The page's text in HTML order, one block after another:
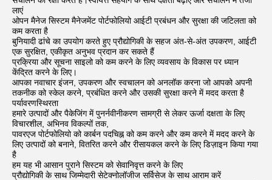
लाएं
ओपन मैनेज सिस्टम मैनेजमेंट पोर्टफोलियो आईटी प्रबंधन और सुरक्षा की जटिलता को
कम करता है
बुनियादी ढांचे का उपयोग करते हुए प्रौद्योगिकी के सहज अंत-से-अंत उपकरण, आईटी
एक सुरक्षित, एकीकृत अनुभव प्रदान कर सकते हैं
प्रक्रिया और सूचना साइलो को कम करने के लिए व्यवसाय के विकास पर ध्यान
केंद्रित करने के लिए।
आपका नवाचार इंजन, उपकरण और स्वचालन को अनलॉक करना जो आपको अपनी
तकनीक को स्केल करने, प्रबंधित करने और उसकी सुरक्षा करने में मदद करता है
पर्यावरणस्थिरता
हमारे उत्पादों और पैकेजिंग में पुनर्नवीनीकरण सामग्री से लेकर ऊर्जा दक्षता के लिए
विचारशील, अभिनव विकल्पों तक,
पावरएज पोर्टफोलियो को कार्बन पदचिह्न को कम करने और कम करने में मदद करने के
लिए उत्पादों को बनाने, वितरित करने और रीसायकल करने के लिए डिज़ाइन किया गया
है
हम यह भी आसान पुराने सिस्टम को सेवानिवृत्त करने के लिए
प्रौद्योगिकी के साथ जिम्मेदारी सेटेक्नोलॉजीज सर्विसेज के साथ आराम करें